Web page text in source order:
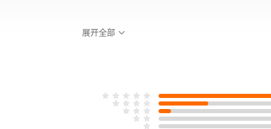
展开全部